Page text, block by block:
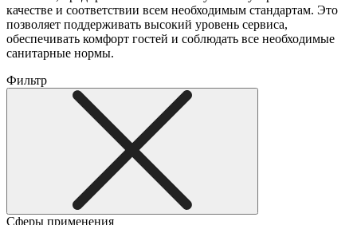
качестве и соответствии всем необходимым стандартам. Это
позволяет поддерживать высокий уровень сервиса,
обеспечивать комфорт гостей и соблюдать все необходимые
санитарные нормы.
Фильтр
Сферы применения